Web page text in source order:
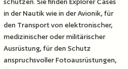
in der Nautik wie in der Avionik, für
den Transport von elektronischer,
medizinischer oder militärischer
Ausrüstung, für den Schutz
anspruchsvoller Fotoausrüstungen,